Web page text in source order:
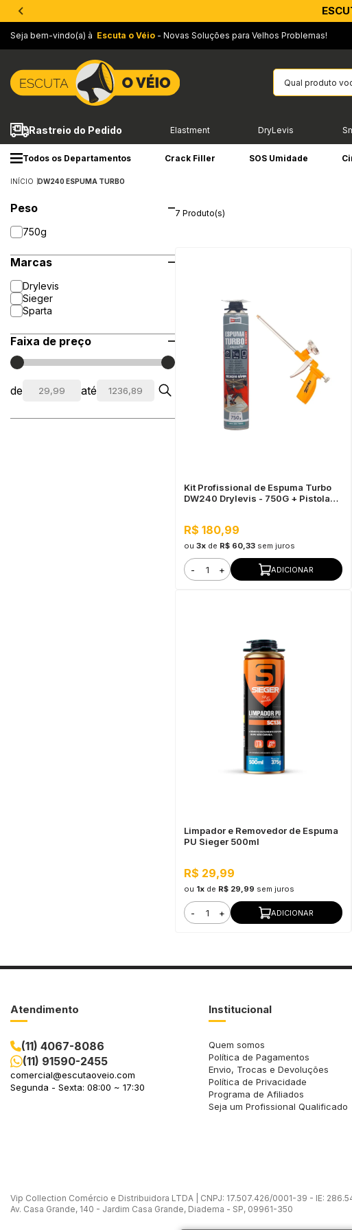
Seja bem-vindo(a) à Escuta o Véio - Novas Soluções para Velhos Problemas!
Rastreio do Pedido Elastment DryLevis
Todos os Departamentos Crack Filler SOS Umidade
INÍCIO DW240 ESPUMA TURBO
Peso
750g
Marcas
Drylevis
Sieger
Sparta
Faixa de preço
de até
7 Produto(s)
Kit Profissional de Espuma Turbo
DW240 Drylevis - 750G + Pistola
R$ 180,99
ou 3x de R$ 60,33 sem juros
- + ADICIONAR
Limpador e Removedor de Espuma
PU Sieger 500ml
R$ 29,99
ou 1x de R$ 29,99 sem juros
- + ADICIONAR
Atendimento
(11) 4067-8086
(11) 91590-2455
comercial@escutaoveio.com
Segunda - Sexta: 08:00 ~ 17:30
Institucional
Quem somos
Política de Pagamentos
Envio, Trocas e Devoluções
Política de Privacidade
Programa de Afiliados
Seja um Profissional Qualificado
Vip Collection Comércio e Distribuidora LTDA | CNPJ: 17.507.426/0001-39 - IE:
Av. Casa Grande, 140 - Jardim Casa Grande, Diadema - SP, 09961-350